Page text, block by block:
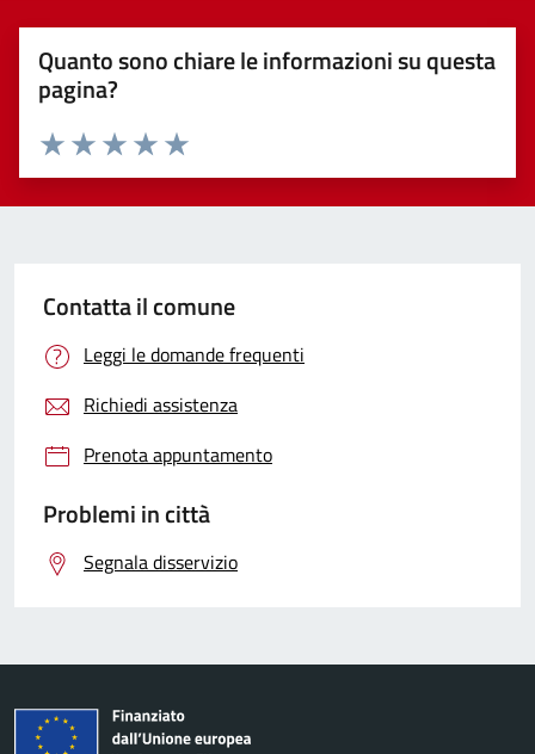
Quanto sono chiare le informazioni su questa
pagina?
Valuta 5 stelle su 5
Valuta 4 stelle su 5
Valuta 3 stelle su 5
Valuta 2 stelle su 5
Valuta 1 stelle su 5
Contatta il comune
Leggi le domande frequenti
Richiedi assistenza
Prenota appuntamento
Problemi in città
Segnala disservizio